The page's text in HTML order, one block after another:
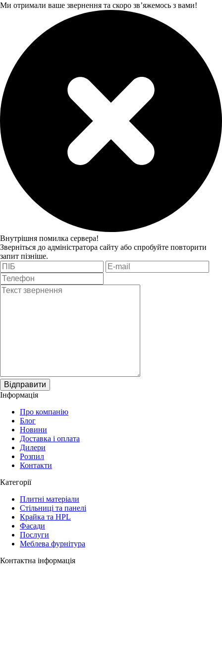
Ми отримали ваше звернення та скоро звʼяжемось з вами!
Внутрішня помилка сервера!
Зверніться до адміністратора сайту або спробуйте повторити
запит пізніше.
Відправити
Інформація
Про компанію
Блог
Новини
Доставка і оплата
Дилери
Розпил
Контакти
Категорії
Плитні матеріали
Стільниці та панелі
Крайка та HPL
Фасади
Послуги
Меблева фурнітура
Контактна інформація